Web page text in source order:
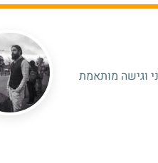
וגישה מותאמת